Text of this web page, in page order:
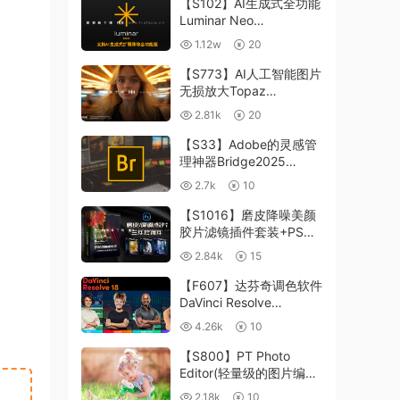
【S102】AI生成式全功能
Luminar Neo
1.24.4(x64)超强修图插件
中文版WIN+MAC含400
个预设
1.12w 20
【S773】AI人工智能图片
无损放大Topaz
Gigapixel AI 8.4.0.1b照
片模糊清晰 PS插件+独立
版 WIN/MAC
2.81k 20
【S33】Adobe的灵感管
理神器Bridge2025
15.0.3 WIN系统 右键可
进入ACR
2.7k 10
【S1016】磨皮降噪美颜
胶片滤镜插件套装+PS动
作 Imagenomic
Professional Plugin Suite
v2027 Win汉化中文版
2.84k 15
【F607】达芬奇调色软件
DaVinci Resolve
Studio18.6Win、Mac 中
文/英文
4.26k 10
【S800】PT Photo
Editor(轻量级的图片编辑
工具)5.10.3汉化版 WIN
2.18k 10